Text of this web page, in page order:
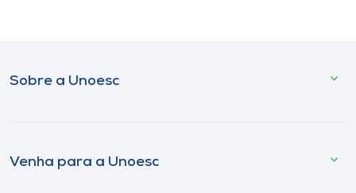
Sobre a Unoesc
Venha para a Unoesc